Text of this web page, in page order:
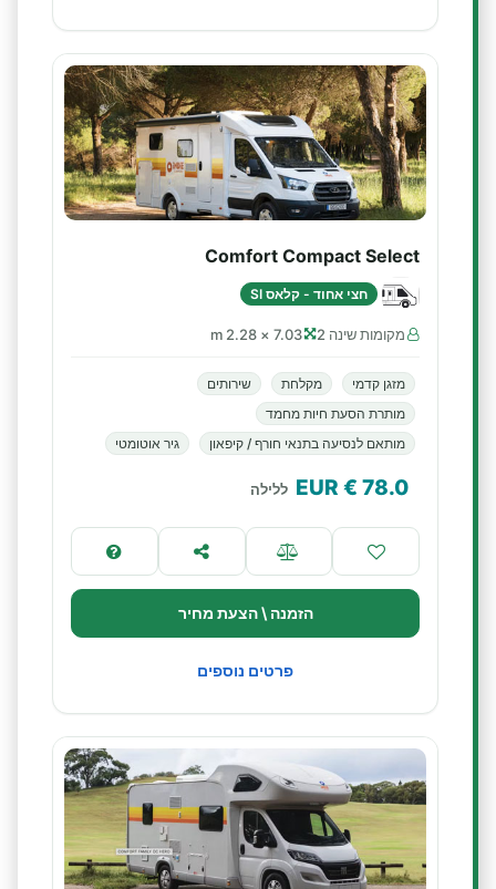
Comfort Compact Select
חצי אחוד - קלאס SI
מקומות שינה 2 7.03 × 2.28 m
מזגן קדמי מקלחת
שירותים
מותרת הסעת חיות מחמד
מותאם לנסיעה בתנאי חורף / קיפאון
גיר אוטומטי
78.0
€ EUR ללילה
הזמנה \ הצעת מחיר
פרטים נוספים